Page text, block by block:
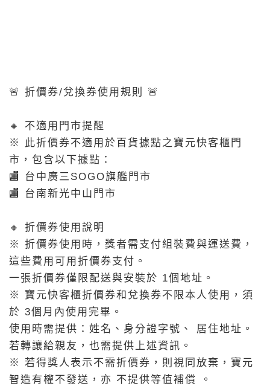
🚨 折價券/兌換券使用規則 🚨
🔸 不適用門市提醒
※ 此折價券不適用於百貨據點之寶元快客櫃門
市，包含以下據點：
🏬 台中廣三SOGO旗艦門市
🏬 台南新光中山門市
🔸 折價券使用說明
※ 折價券使用時，獎者需支付組裝費與運送費，
這些費用可用折價券支付。
一張折價券僅限配送與安裝於 1個地址。
※ 寶元快客櫃折價券和兌換券不限本人使用，須
於 3個月內使用完畢。
使用時需提供：姓名、身分證字號、 居住地址。
若轉讓給親友，也需提供上述資訊。
※ 若得獎人表示不需折價券，則視同放棄，寶元
智造有權不發送，亦 不提供等值補償 。